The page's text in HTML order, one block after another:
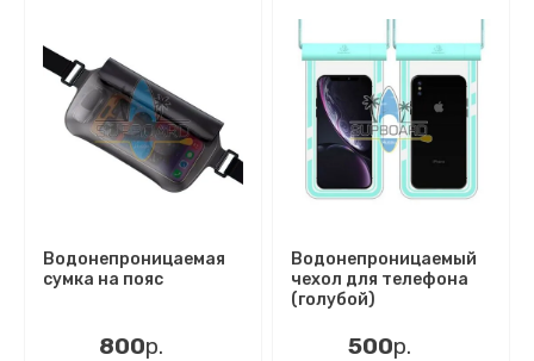
По новизне (убыванию)
По новизне (возрастанию)
По популярности (возрастанию)
По популярности (убыванию)
Водонепроницаемая
сумка на пояс
800р.
Водонепроницаемый
чехол для телефона
(голубой)
500р.